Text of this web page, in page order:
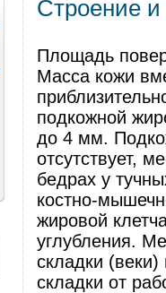
Строение
Площадь
Масса кожи
подкожной
до 4 мм.
отсутствует,
бедрах у
костно-
жировой
углубления.
складки
складки от